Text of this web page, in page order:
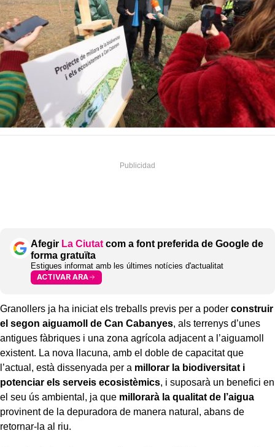
Afegir La Ciutat com a font preferida de Google de
forma gratuïta
Estigues informat amb les últimes notícies d'actualitat
ACTIVAR ARA
Granollers ja ha iniciat els treballs previs per a poder construir
el segon aiguamoll de Can Cabanyes, als terrenys d’unes
antigues fàbriques i una zona agrícola adjacent a l’aiguamoll
existent. La nova llacuna, amb el doble de capacitat que
l’actual, està dissenyada per a millorar la biodiversitat i
potenciar els serveis ecosistèmics, i suposarà un benefici en
el seu ús ambiental, ja que millorarà la qualitat de l’aigua
provinent de la depuradora de manera natural, abans de
retornar-la al riu.